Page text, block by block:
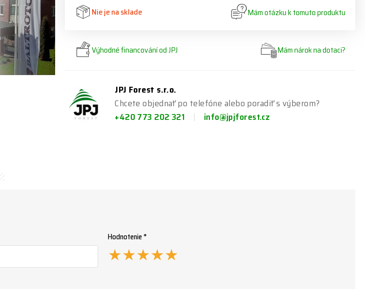
Nie je na sklade Mám otázku k tomuto produktu
Výhodné financování od JPJ Mám nárok na dotaci?
JPJ Forest s.r.o.
Chcete objednať po telefóne alebo poradiť s výberom?
+420 773 202 321
info@jpjforest.cz
Hodnotenie *
★
★
★
★
★